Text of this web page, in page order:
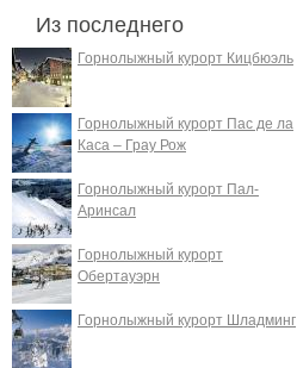
Из последнего
Горнолыжный курорт Кицбюэль
Горнолыжный курорт Пас де ла
Каса – Грау Рож
Горнолыжный курорт Пал-
Аринсал
Горнолыжный курорт
Обертауэрн
Горнолыжный курорт Шладминг